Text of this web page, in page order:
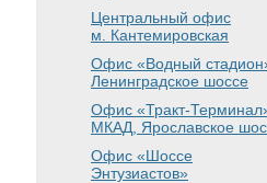
Центральный офис
м. Кантемировская
Офис «Водный
Ленинградское шоссе
Офис «Тракт-
МКАД, Ярославское
Офис «Шоссе
Энтузиастов»